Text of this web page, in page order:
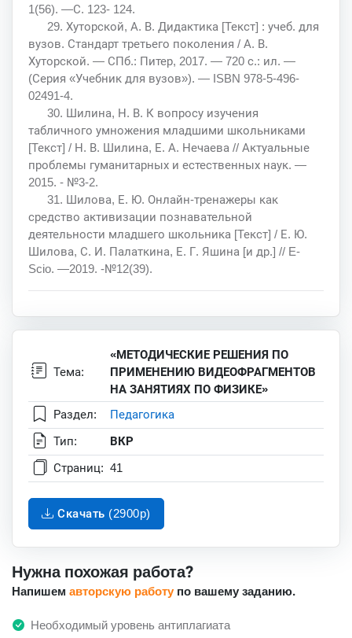
1(56). —С. 123- 124.
29. Хуторской, А. В. Дидактика [Текст] : учеб. для
вузов. Стандарт третьего поколения / А. В.
Хуторской. — СПб.: Питер, 2017. — 720 с.: ил. —
(Серия «Учебник для вузов»). — ISBN 978-5-496-
02491-4.
30. Шилина, Н. В. К вопросу изучения
табличного умножения младшими школьниками
[Текст] / Н. В. Шилина, Е. А. Нечаева // Актуальные
проблемы гуманитарных и естественных наук. —
2015. - №3-2.
31. Шилова, Е. Ю. Онлайн-тренажеры как
средство активизации познавательной
деятельности младшего школьника [Текст] / Е. Ю.
Шилова, С. И. Палаткина, Е. Г. Яшина [и др.] // E-
Scio. —2019. -№12(39).
Тема:
«МЕТОДИЧЕСКИЕ РЕШЕНИЯ ПО
ПРИМЕНЕНИЮ ВИДЕОФРАГМЕНТОВ
НА ЗАНЯТИЯХ ПО ФИЗИКЕ»
Раздел:
Педагогика
Тип:
ВКР
Страниц: 41
Скачать (2900p)
Нужна похожая работа?
Напишем авторскую работу по вашему заданию.
Необходимый уровень антиплагиата